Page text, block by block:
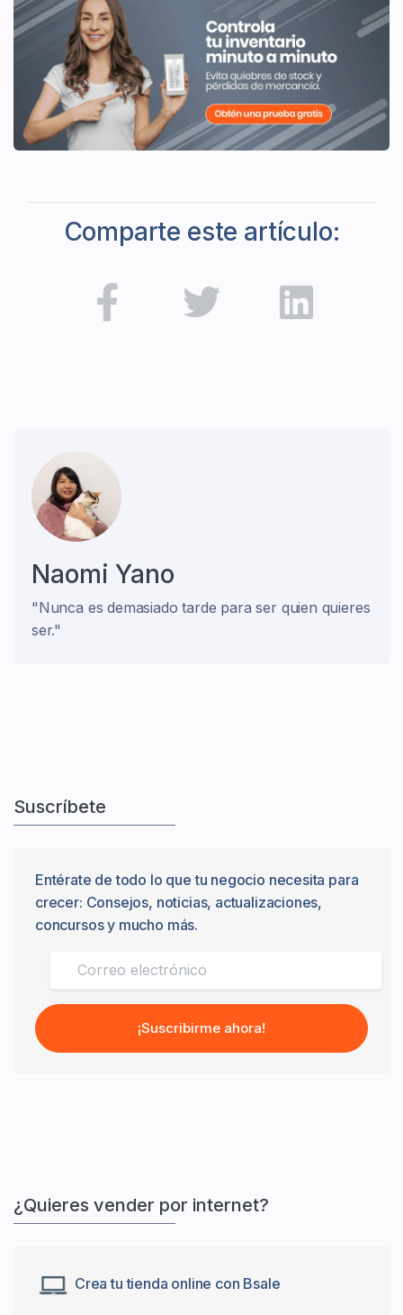
Comparte este artículo:
Naomi Yano
"Nunca es demasiado tarde para ser quien quieres
ser."
Suscríbete
Entérate de todo lo que tu negocio necesita para
crecer: Consejos, noticias, actualizaciones,
concursos y mucho más.
¡Suscribirme ahora!
¿Quieres vender por internet?
Crea tu tienda online con Bsale